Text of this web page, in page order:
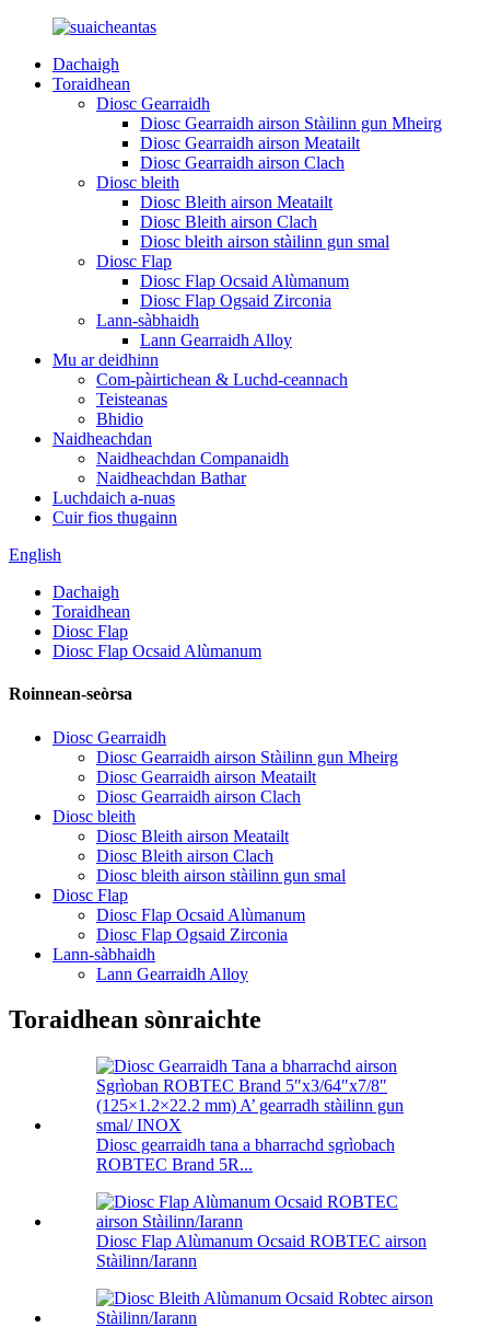
Dachaigh
Toraidhean
Diosc Gearraidh
Diosc Gearraidh airson Stàilinn gun Mheirg
Diosc Gearraidh airson Meatailt
Diosc Gearraidh airson Clach
Diosc bleith
Diosc Bleith airson Meatailt
Diosc Bleith airson Clach
Diosc bleith airson stàilinn gun smal
Diosc Flap
Diosc Flap Ocsaid Alùmanum
Diosc Flap Ogsaid Zirconia
Lann-sàbhaidh
Lann Gearraidh Alloy
Mu ar deidhinn
Com-pàirtichean & Luchd-ceannach
Teisteanas
Bhidio
Naidheachdan
Naidheachdan Companaidh
Naidheachdan Bathar
Luchdaich a-nuas
Cuir fios thugainn
English
Dachaigh
Toraidhean
Diosc Flap
Diosc Flap Ocsaid Alùmanum
Roinnean-seòrsa
Diosc Gearraidh
Diosc Gearraidh airson Stàilinn gun Mheirg
Diosc Gearraidh airson Meatailt
Diosc Gearraidh airson Clach
Diosc bleith
Diosc Bleith airson Meatailt
Diosc Bleith airson Clach
Diosc bleith airson stàilinn gun smal
Diosc Flap
Diosc Flap Ocsaid Alùmanum
Diosc Flap Ogsaid Zirconia
Lann-sàbhaidh
Lann Gearraidh Alloy
Toraidhean sònraichte
Diosc gearraidh tana a bharrachd sgrìobach
ROBTEC Brand 5R...
Diosc Flap Alùmanum Ocsaid ROBTEC airson
Stàilinn/Iarann